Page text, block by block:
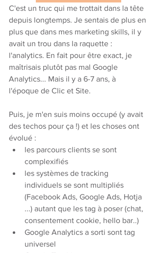
C'est un truc qui me trottait dans la tête
depuis longtemps. Je sentais de plus en
plus que dans mes marketing skills, il y
avait un trou dans la raquette :
l'analytics. En fait pour être exact, je
maîtrisais plutôt pas mal Google
Analytics... Mais il y a 6-7 ans, à
l'époque de Clic et Site.
Puis, je m'en suis moins occupé (y avait
des techos pour ça !) et les choses ont
évolué :
les parcours clients se sont
complexifiés
les systèmes de tracking
individuels se sont multipliés
(Facebook Ads, Google Ads, Hotja
...) autant que les tag à poser (chat,
consentement cookie, hello bar..)
Google Analytics a sorti sont tag
universel